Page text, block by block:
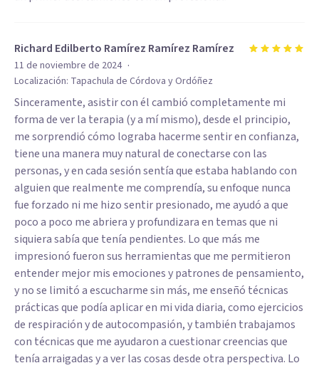
Richard Edilberto Ramírez Ramírez Ramírez
11 de noviembre de 2024 ·
Localización: Tapachula de Córdova y Ordóñez
Sinceramente, asistir con él cambió completamente mi
forma de ver la terapia (y a mí mismo), desde el principio,
me sorprendió cómo lograba hacerme sentir en confianza,
tiene una manera muy natural de conectarse con las
personas, y en cada sesión sentía que estaba hablando con
alguien que realmente me comprendía, su enfoque nunca
fue forzado ni me hizo sentir presionado, me ayudó a que
poco a poco me abriera y profundizara en temas que ni
siquiera sabía que tenía pendientes. Lo que más me
impresionó fueron sus herramientas que me permitieron
entender mejor mis emociones y patrones de pensamiento,
y no se limitó a escucharme sin más, me enseñó técnicas
prácticas que podía aplicar en mi vida diaria, como ejercicios
de respiración y de autocompasión, y también trabajamos
con técnicas que me ayudaron a cuestionar creencias que
tenía arraigadas y a ver las cosas desde otra perspectiva. Lo